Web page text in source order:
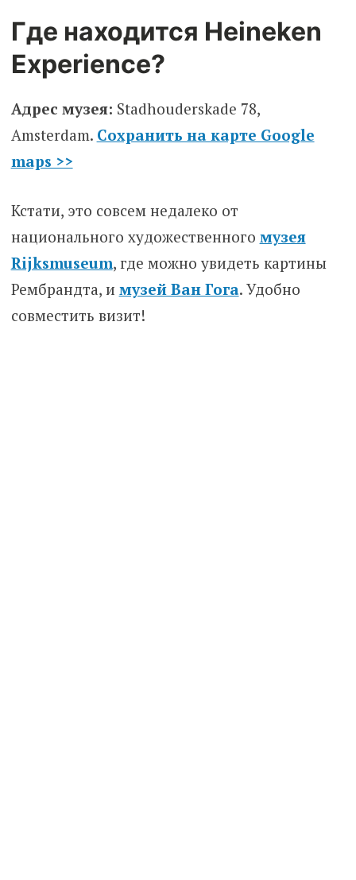
Где находится Heineken
Experience?
Адрес музея: Stadhouderskade 78,
Amsterdam. Сохранить на карте Google
maps >>
Кстати, это совсем недалеко от
национального художественного музея
Rijksmuseum, где можно увидеть картины
Рембрандта, и музей Ван Гога. Удобно
совместить визит!